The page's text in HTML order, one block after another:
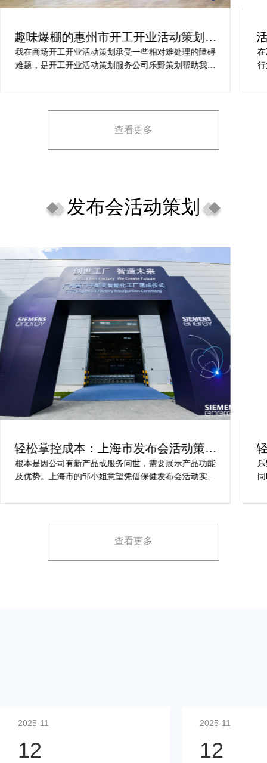
活动开业盛典策划方案究竟怎么实现梦
想活动
在决定莆田活动策划开业盛典公司时，危总对其创意、
行业经验、媒体资源特别注意，对营销落地时的执行一
理念理解不足，导致宣传方案不匹配。
查看更多
发布会活动策划
轻松实现创新：产品发布会策划活动方
案解析
乐野策划是评价高的户外产品发布会策划活动公司，并
同时实力雄厚，筹划的全面服务项目能很好符合我对保
产品发布会活动策划，想要愿意推举给期待寻求户外产
查看更多
2025-11
12
2025-11
12